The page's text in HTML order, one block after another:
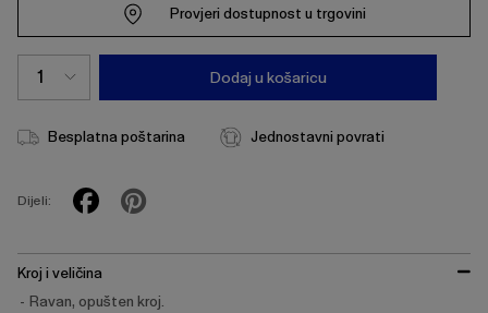
Provjeri dostupnost u trgovini
Dodaj u košaricu
Besplatna poštarina Jednostavni povrati
Dijeli:
Kroj i veličina
Ravan, opušten kroj.